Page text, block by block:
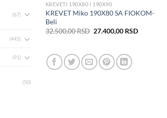
(67)
(445)
(91)
(50)
KREVETI 190X80 I 190X90
KREVET Miko 190X80 SA FIOKOM-
Beli
32.500,00RSD Originalna
32.500,00 RSD.
27.400,00 RSDTrenutna